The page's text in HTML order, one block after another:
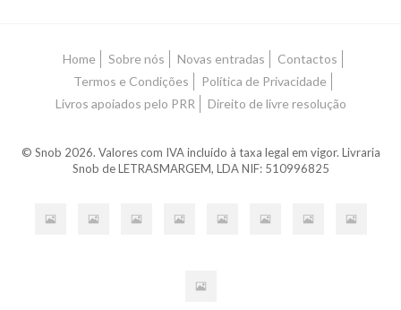
Home Sobre nós Novas entradas
Contactos
Termos e Condições
Política de Privacidade
Livros apoiados pelo PRR
Direito de livre resolução
© Snob 2026. Valores com IVA incluído à taxa legal em vigor. Livraria
Snob de LETRASMARGEM, LDA NIF: 510996825